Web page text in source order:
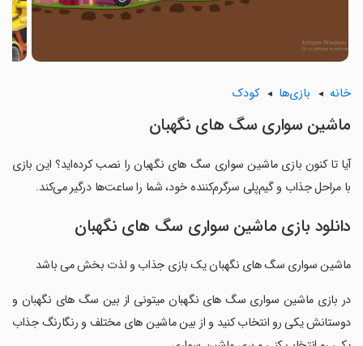
خانه بازی‌ها کودک
ماشین سواری سگ های نگهبان
آیا تا کنون بازی ماشین سواری سگ های نگهبان را نصب کرده‌اید؟ این بازی
با مراحل جذاب و گیم‌پلی سرگرم‌کننده خود، شما را ساعت‌ها درگیر می‌کند.
دانلود بازی ماشین سواری سگ های نگهبان
ماشین سواری سگ های نگهبان یک بازی جذاب و لذت بخش می باشد
‏در بازی ماشین سواری سگ های نگهبان میتونی از بین سگ های نگهبان و
دوستانش یکی رو انتخاب کنید و از بین ماشین های مختلف و رنگارنگ جذاب